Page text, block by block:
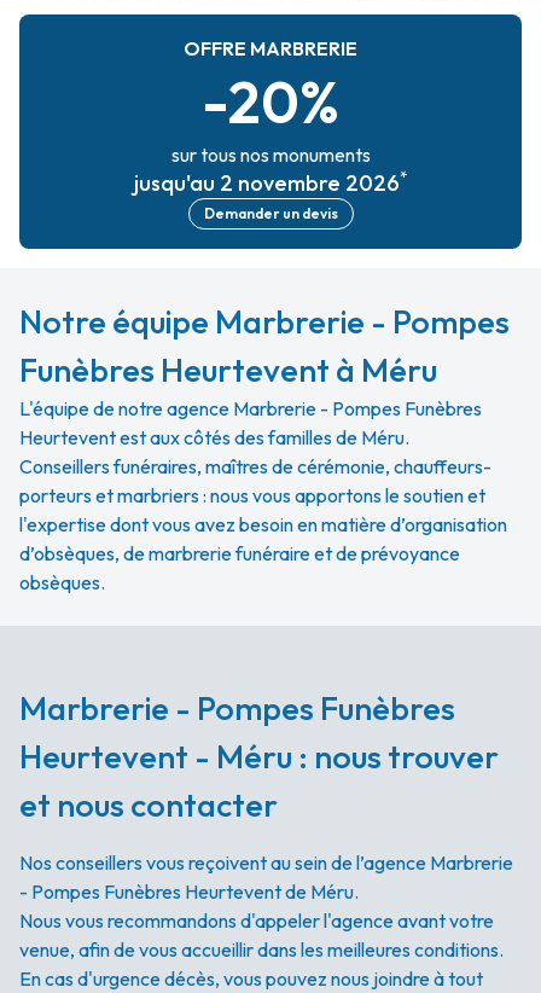
OFFRE MARBRERIE
-20%
sur tous nos monuments
jusqu'au 2 novembre 2026*
Demander un devis
Notre équipe Marbrerie - Pompes
Funèbres Heurtevent à Méru
L'équipe de notre agence Marbrerie - Pompes Funèbres
Heurtevent est aux côtés des familles de Méru.
Conseillers funéraires, maîtres de cérémonie, chauffeurs-
porteurs et marbriers : nous vous apportons le soutien et
l'expertise dont vous avez besoin en matière d’organisation
d’obsèques, de marbrerie funéraire et de prévoyance
obsèques.
Marbrerie - Pompes Funèbres
Heurtevent - Méru : nous trouver
et nous contacter
Nos conseillers vous reçoivent au sein de l’agence Marbrerie
- Pompes Funèbres Heurtevent de Méru.
Nous vous recommandons d'appeler l'agence avant votre
venue, afin de vous accueillir dans les meilleures conditions.
En cas d'urgence décès, vous pouvez nous joindre à tout